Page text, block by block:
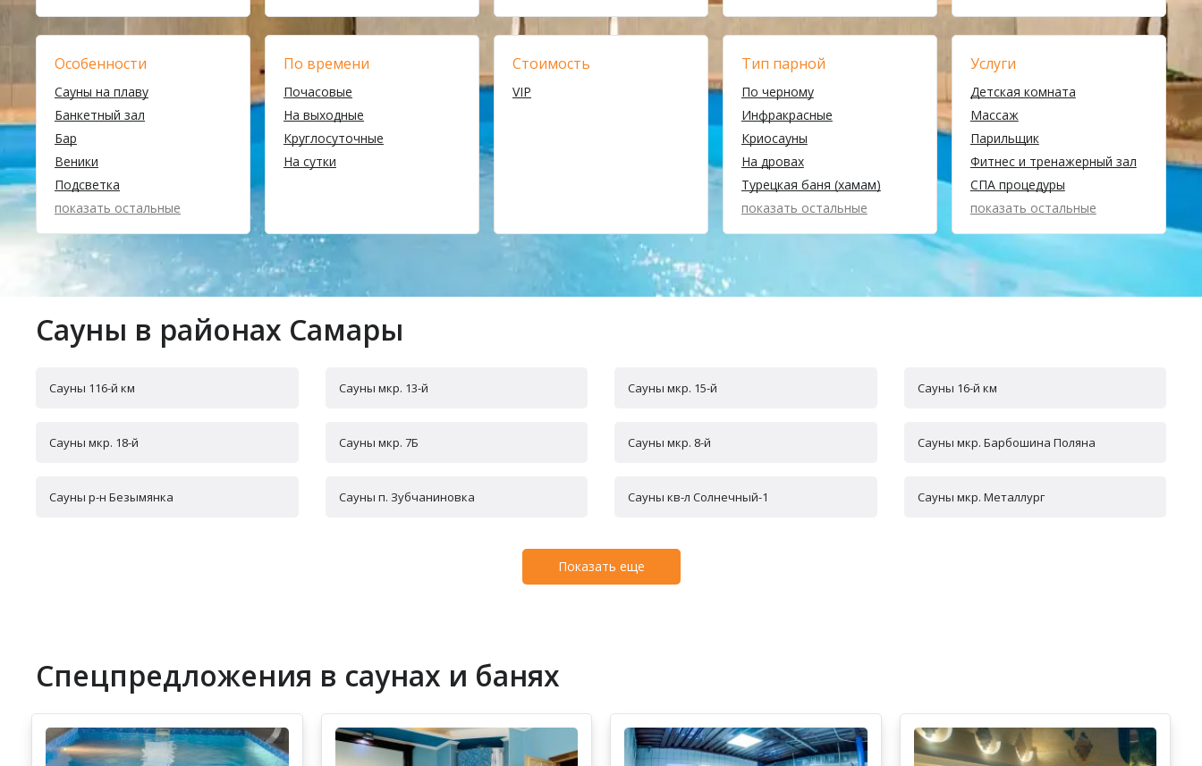
Особенности
Сауны на плаву
Банкетный зал
Бар
Веники
Подсветка
показать остальные
По времени
Почасовые
На выходные
Круглосуточные
На сутки
Стоимость
VIP
Тип парной
По черному
Инфракрасные
Криосауны
На дровах
Турецкая баня (хамам)
показать остальные
Услуги
Детская комната
Массаж
Парильщик
Фитнес и тренажерный зал
СПА процедуры
показать остальные
Сауны в районах Самары
Сауны 116-й км Сауны мкр. 13-й Сауны мкр. 15-й Сауны 16-й км
Сауны мкр. 18-й Сауны мкр. 7Б Сауны мкр. 8-й Сауны мкр. Барбошина Поляна
Сауны р-н Безымянка Сауны п. Зубчаниновка Сауны кв-л Солнечный-1 Сауны мкр. Металлург
Показать еще
Спецпредложения в саунах и банях